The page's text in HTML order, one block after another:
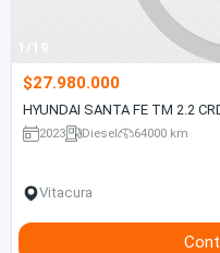
1/19
$27.980.000
HYUNDAI SANTA FE TM 2.2
2023 Diesel 64000 km
Vitacura